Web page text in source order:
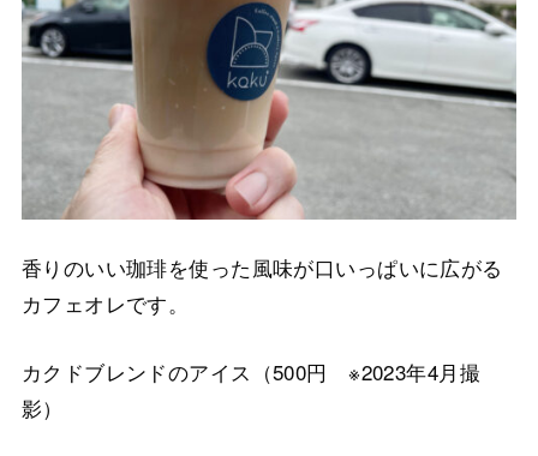
香りのいい珈琲を使った風味が口いっぱいに広がる
カフェオレです。
カクドブレンドのアイス（500円 ※2023年4月撮
影）